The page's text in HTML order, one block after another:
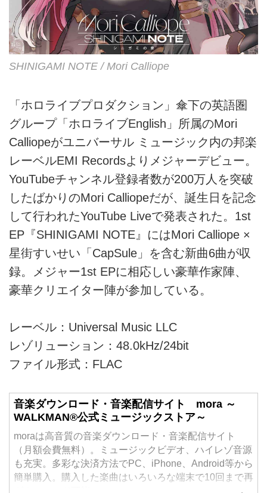
SHINIGAMI NOTE / Mori Calliope
「ホロライブプロダクション」傘下の英語圏
グループ「ホロライブEnglish」所属のMori
Calliopeがユニバーサル ミュージック内の邦楽
レーベルEMI Recordsよりメジャーデビュー。
YouTubeチャンネル登録者数が200万人を突破
したばかりのMori Calliopeだが、誕生日を記念
して行われたYouTube Liveで発表された。1st
EP『SHINIGAMI NOTE』にはMori Calliope ×
星街すいせい「CapSule」を含む新曲6曲が収
録。メジャー1st EPに相応しい豪華作家陣、
豪華クリエイター陣が参加している。
レーベル：Universal Music LLC
レゾリューション：48.0kHz/24bit
ファイル形式：FLAC
音楽ダウンロード・音楽配信サイト mora ～
WALKMAN®公式ミュージックストア～
moraは高音質の音楽ダウンロード・音楽配信サイト
（月額会費無料）。ミュージックビデオ、ハイレゾ音源
も充実。多彩な決済方法でPC、iPhone、Android等から
簡単購入。購入した楽曲はいろいろな端末で10回まで再